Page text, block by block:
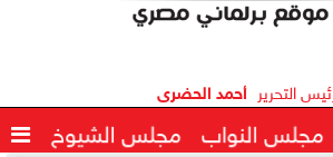
التحرير أحمد الحضرى
مجلس النواب مجلس الشيوخ 